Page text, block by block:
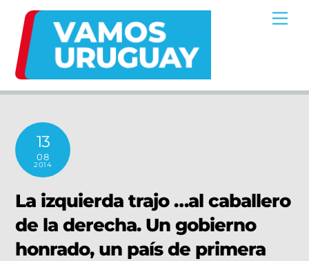
content
13
08
2014
La izquierda trajo …al caballero
de la derecha. Un gobierno
honrado, un país de primera